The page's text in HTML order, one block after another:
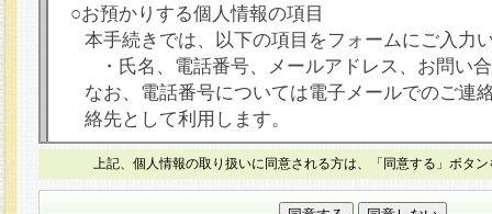
○お預かりする個人情報の項目
本手続きでは、以下の項目をフォームにご入力
・氏名、電話番号、メールアドレス、お問い
なお、電話番号については電子メールでのご連
絡先として利用します。
○本人が容易に認識できない方法による個人情報
本フォームでは、セッション管理のためCookie
上記、個人情報の取り扱いに同意される方は、「同意する」ボタ